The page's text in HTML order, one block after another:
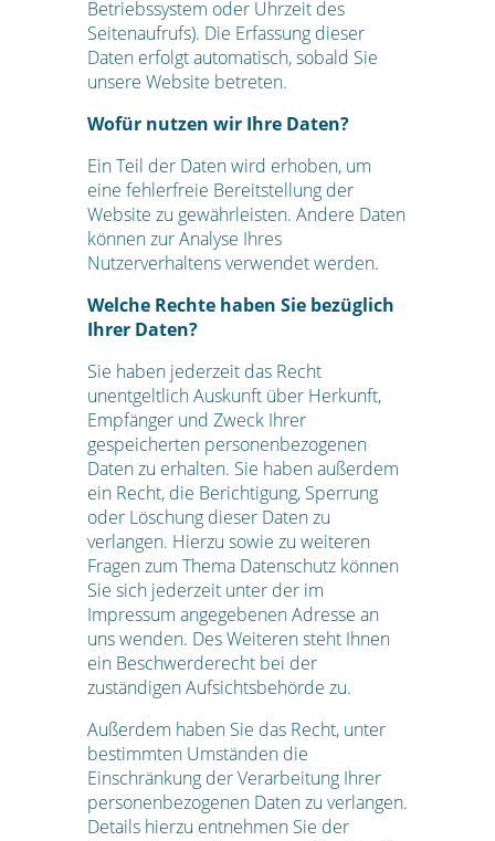
Betriebssystem oder Uhrzeit des
Seitenaufrufs). Die Erfassung dieser
Daten erfolgt automatisch, sobald Sie
unsere Website betreten.
Wofür nutzen wir Ihre Daten?
Ein Teil der Daten wird erhoben, um
eine fehlerfreie Bereitstellung der
Website zu gewährleisten. Andere Daten
können zur Analyse Ihres
Nutzerverhaltens verwendet werden.
Welche Rechte haben Sie bezüglich
Ihrer Daten?
Sie haben jederzeit das Recht
unentgeltlich Auskunft über Herkunft,
Empfänger und Zweck Ihrer
gespeicherten personenbezogenen
Daten zu erhalten. Sie haben außerdem
ein Recht, die Berichtigung, Sperrung
oder Löschung dieser Daten zu
verlangen. Hierzu sowie zu weiteren
Fragen zum Thema Datenschutz können
Sie sich jederzeit unter der im
Impressum angegebenen Adresse an
uns wenden. Des Weiteren steht Ihnen
ein Beschwerderecht bei der
zuständigen Aufsichtsbehörde zu.
Außerdem haben Sie das Recht, unter
bestimmten Umständen die
Einschränkung der Verarbeitung Ihrer
personenbezogenen Daten zu verlangen.
Details hierzu entnehmen Sie der